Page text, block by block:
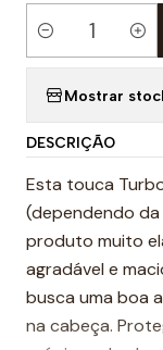
Quantidade
Mostrar
DESCRIÇÃO
Esta touca
(dependendo
produto muito
agradável e
busca uma boa
na cabeça.